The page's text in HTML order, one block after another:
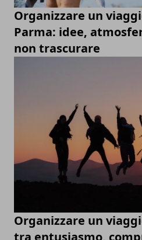
Organizzare un
Parma: idee,
non trascurare
Organizzare un
tra entusiasmo,